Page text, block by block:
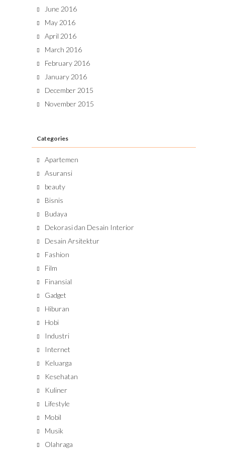
June 2016
May 2016
April 2016
March 2016
February 2016
January 2016
December 2015
November 2015
Categories
Apartemen
Asuransi
beauty
Bisnis
Budaya
Dekorasi dan Desain Interior
Desain Arsitektur
Fashion
Film
Finansial
Gadget
Hiburan
Hobi
Industri
Internet
Keluarga
Kesehatan
Kuliner
Lifestyle
Mobil
Musik
Olahraga